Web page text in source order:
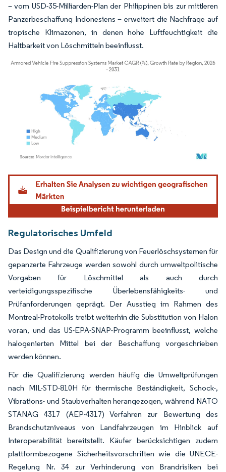
– vom USD-35-Milliarden-Plan der Philippinen bis zur mittleren
Panzerbeschaffung Indonesiens – erweitert die Nachfrage auf
tropische Klimazonen, in denen hohe Luftfeuchtigkeit die
Haltbarkeit von Löschmitteln beeinflusst.
Bild © Mordor Intelligence. Wiederverwendung erfordert Namensnennung gemäß
Regulatorisches Umfeld
Das Design und die Qualifizierung von Feuerlöschsystemen für
gepanzerte Fahrzeuge werden sowohl durch umweltpolitische
Vorgaben für Löschmittel als auch durch
verteidigungsspezifische Überlebensfähigkeits- und
Prüfanforderungen geprägt. Der Ausstieg im Rahmen des
Montreal-Protokolls treibt weiterhin die Substitution von Halon
voran, und das US-EPA-SNAP-Programm beeinflusst, welche
halogenierten Mittel bei der Beschaffung vorgeschrieben
werden können.
Für die Qualifizierung werden häufig die Umweltprüfungen
nach MIL-STD-810H für thermische Beständigkeit, Schock-,
Vibrations- und Staubverhalten herangezogen, während NATO
STANAG 4317 (AEP-4317) Verfahren zur Bewertung des
Brandschutzniveaus von Landfahrzeugen im Hinblick auf
Interoperabilität bereitstellt. Käufer berücksichtigen zudem
plattformbezogene Sicherheitsvorschriften wie die UNECE-
Regelung Nr. 34 zur Verhinderung von Brandrisiken bei